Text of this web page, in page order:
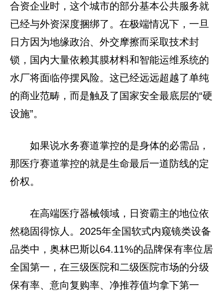
合资企业时，这个城市的部分基本公共服务就
已经与外资深度捆绑了。在极端情况下，一旦
日方因为地缘政治、外交摩擦而采取技术封
锁，国内大量依赖其膜材料和智能运维系统的
水厂将面临停摆风险。这已经远远超越了单纯
的商业范畴，而是触及了国家安全最底层的“硬
设施”。
如果说水务赛道掌控的是身体的必需品，
那医疗赛道掌控的就是生命最后一道防线的定
价权。
在高端医疗器械领域，日资霸主的地位依
然稳固得惊人。2025年全国软式内窥镜类设备
品类中，奥林巴斯以64.11%的品牌保有率位居
全国第一，在三级医院和二级医院市场的分级
保有率、意向复购率、净推荐值均拿下第一